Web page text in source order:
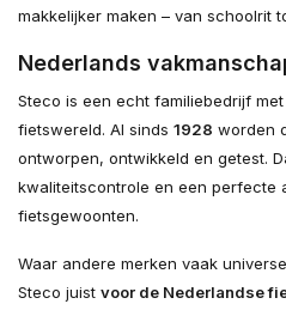
makkelijker maken – van schoolrit
Nederlands
Steco is een echt familiebedrijf
fietswereld. Al sinds 1928 worden
ontworpen, ontwikkeld en getest.
kwaliteitscontrole en een perfecte
fietsgewoonten.
Waar andere merken vaak
Steco juist voor de Nederlandse